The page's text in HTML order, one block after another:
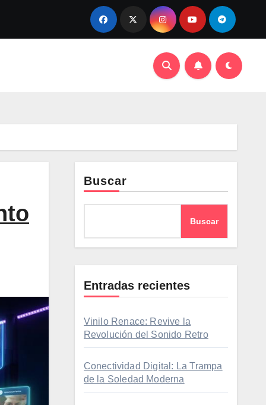
Buscar
Buscar
Entradas recientes
Vinilo Renace: Revive la
Revolución del Sonido Retro
Conectividad Digital: La Trampa
de la Soledad Moderna